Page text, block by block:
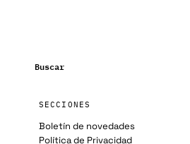
Buscar
SECCIONES
Boletín de novedades
Política de Privacidad